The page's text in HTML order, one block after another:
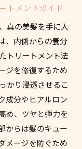
トメントガイド
真の美髪を手に入
、内側からの養分
トリートメント法
ジを修復するため
かり浸透させるこ
成分やヒアルロン
め、ツヤと弾力を
からは髪のキュー
メージを防ぐため